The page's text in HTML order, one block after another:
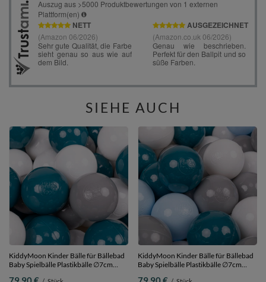
SIEHE AUCH
KiddyMoon Kinder Bälle für Bällebad
Baby Spielbälle Plastikbälle ∅7cm
KiddyMoon Kinder Bälle für Bällebad
Baby Spielbälle Plastikbälle ∅7cm